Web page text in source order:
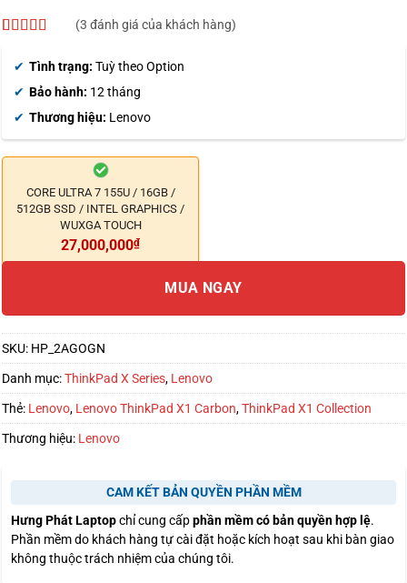
dựa trên
đánh giá
(3 đánh giá của khách hàng)
Tình trạng: Tuỳ theo Option
Bảo hành: 12 tháng
Thương hiệu: Lenovo
CORE ULTRA 7 155U / 16GB /
512GB SSD / INTEL GRAPHICS /
WUXGA TOUCH
27,000,000₫
MUA NGAY
SKU: HP_2AGOGN
Danh mục:ThinkPad X Series, Lenovo
Thẻ: Lenovo, Lenovo ThinkPad X1 Carbon,ThinkPad X1 Collection
Thương hiệu: Lenovo
CAM KẾT BẢN QUYỀN PHẦN MỀM
Hưng Phát Laptopchỉ cung cấpphần mềm có bản quyền hợp lệ.
Phần mềm do khách hàng tự cài đặt hoặc kích hoạt sau khi bàn giao
không thuộc trách nhiệm của chúng tôi.